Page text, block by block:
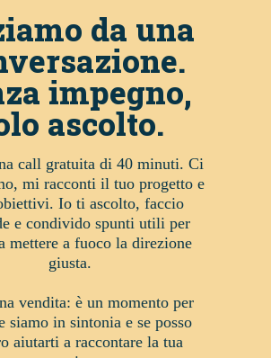
da una
impegno,
ascolto.
call gratuita di 40 minuti. Ci
mi racconti il tuo progetto e
Io ti ascolto, faccio
e condivido spunti utili per
mettere a fuoco la direzione
giusta.
vendita: è un momento per
siamo in sintonia e se posso
aiutarti a raccontare la tua